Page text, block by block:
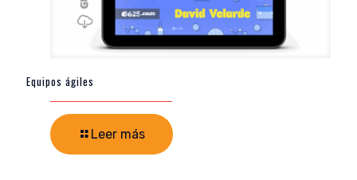
Equipos ágiles
Leer más